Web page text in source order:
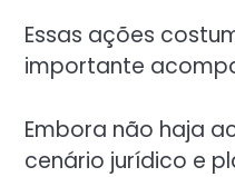
Essas ações
importante
Embora não haja
cenário jurídico e